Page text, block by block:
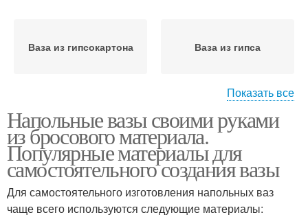
Ваза из гипсокартона Ваза из гипса
Ваза из картона Ваза из трубы
Ваза из бросового
материала
Показать все
Напольные вазы своими руками
из бросового материала.
Популярные материалы для
самостоятельного создания вазы
Для самостоятельного изготовления напольных ваз
чаще всего используются следующие материалы: